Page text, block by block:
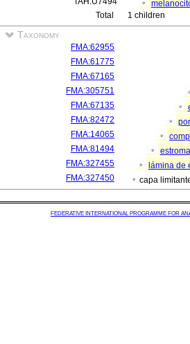
Total
1 children
Taxonomy
FMA:62955
FMA:61775
FMA:67165
FMA:305751
FMA:67135
FMA:82472
FMA:14065
FMA:81494
estroma
FMA:327455
lámina de
FMA:327450
capa
FEDERATIVE INTERNATIONAL PROGRAMME FOR